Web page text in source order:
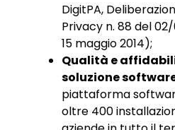
DigitPA,
Privacy n. 88 del
15 maggio 2014);
Qualità e
soluzione
piattaforma
oltre 400